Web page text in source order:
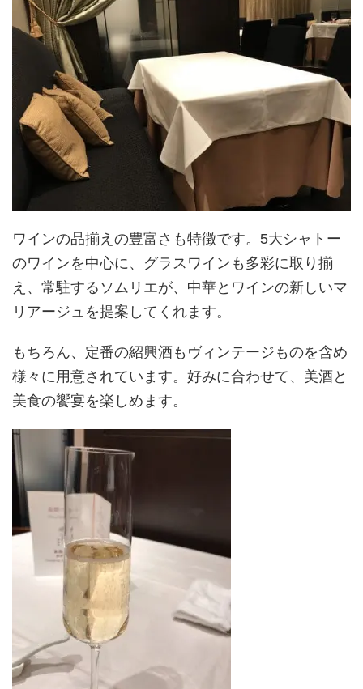
ワインの品揃えの豊富さも特徴です。5大シャトー
のワインを中心に、グラスワインも多彩に取り揃
え、常駐するソムリエが、中華とワインの新しいマ
リアージュを提案してくれます。
もちろん、定番の紹興酒もヴィンテージものを含め
様々に用意されています。好みに合わせて、美酒と
美食の饗宴を楽しめます。